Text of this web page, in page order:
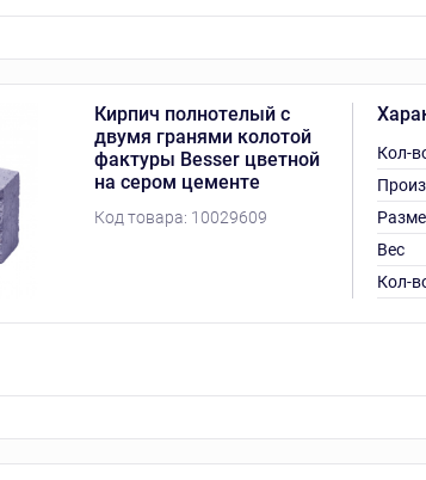
Кирпич полнотелый с
двумя гранями колотой
фактуры Besser цветной
на сером цементе
Код товара: 10029609
Кол-
Вес
Кол-